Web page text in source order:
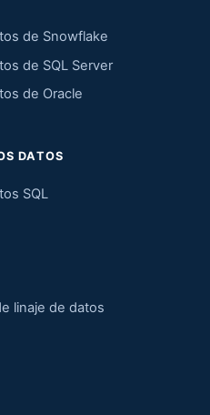
de Snowflake
de SQL Server
de Oracle
DATOS
SQL
linaje de datos